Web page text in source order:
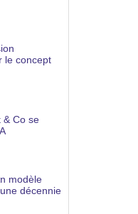
le concept
& Co se
modèle
décennie